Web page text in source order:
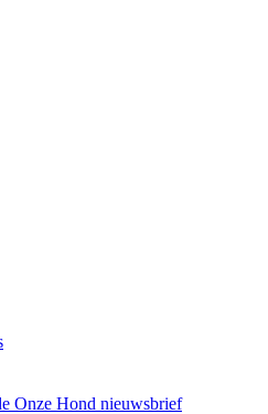
Onze Hond nieuwsbrief